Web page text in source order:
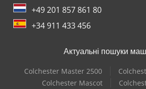
+49 201 857 861 80
+34 911 433 456
Актуальні пошуки
Colchester Master 2500
Colchester Mascot